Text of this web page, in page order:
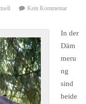
Kein Kommentar
In der
Däm
meru
ng
sind
beide